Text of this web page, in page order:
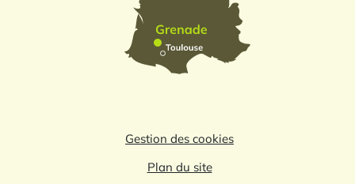
Gestion des cookies
Plan du site